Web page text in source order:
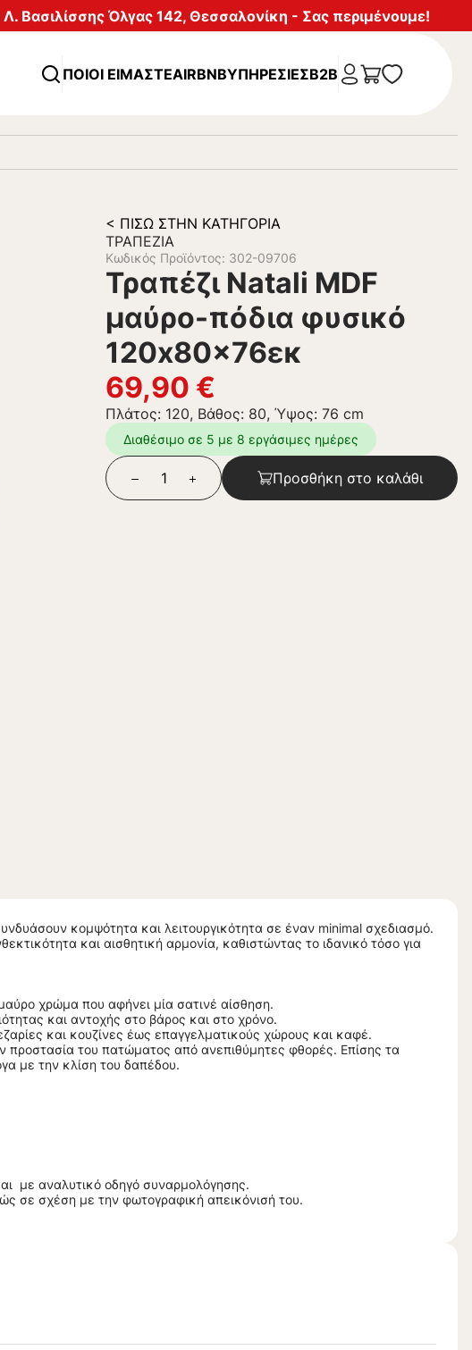
Όλγας 142, Θεσσαλονίκη - Σας περιμένουμε!
ΠΟΙΟΙ ΕΙΜΑΣΤΕAIRBNBΥΠΗΡΕΣΊΕΣB2B
< ΠΊΣΩ ΣΤΗΝ ΚΑΤΗΓΟΡΊΑ
ΤΡΑΠΈΖΙΑ
Κωδικός Προϊόντος: 302-09706
Τραπέζι Natali MDF
μαύρο-πόδια φυσικό
120x80x76εκ
69,90 €
Πλάτος: 120, Βάθος: 80, Ύψος: 76 cm
Διαθέσιμο σε 5 με 8 εργάσιμες ημέρες
Προσθήκη στο καλάθι
κομψότητα και λειτουργικότητα σε έναν minimal σχεδιασμό.
και αισθητική αρμονία, καθιστώντας το ιδανικό τόσο για
χρώμα που αφήνει μία σατινέ αίσθηση.
και αντοχής στο βάρος και στο χρόνο.
και κουζίνες έως επαγγελματικούς χώρους και καφέ.
προστασία του πατώματος από ανεπιθύμητες φθορές. Επίσης τα
με την κλίση του δαπέδου.
με αναλυτικό οδηγό συναρμολόγησης.
σε σχέση με την φωτογραφική απεικόνισή του.